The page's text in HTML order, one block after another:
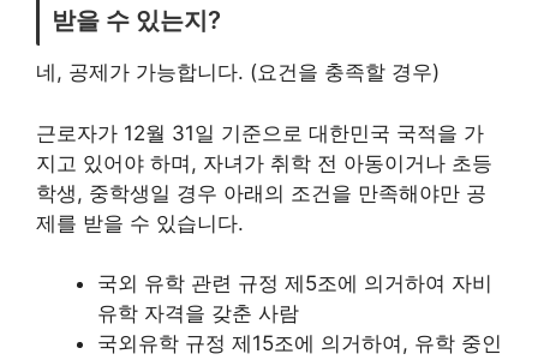
받을 수 있는지?
네, 공제가 가능합니다. (요건을 충족할 경우)
근로자가 12월 31일 기준으로 대한민국 국적을 가
지고 있어야 하며, 자녀가 취학 전 아동이거나 초등
학생, 중학생일 경우 아래의 조건을 만족해야만 공
제를 받을 수 있습니다.
국외 유학 관련 규정 제5조에 의거하여 자비
유학 자격을 갖춘 사람
국외유학 규정 제15조에 의거하여, 유학 중인